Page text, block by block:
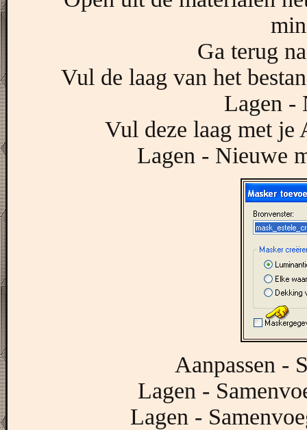
Ga terug
Vul de laag van het
Lagen -
Vul deze laag met
Lagen - Nieuwe
Aanpassen -
Lagen -
Lagen -